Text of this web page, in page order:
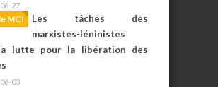
27
MCI
Les tâches des
marxistes-léninistes
lutte pour la libération des
03